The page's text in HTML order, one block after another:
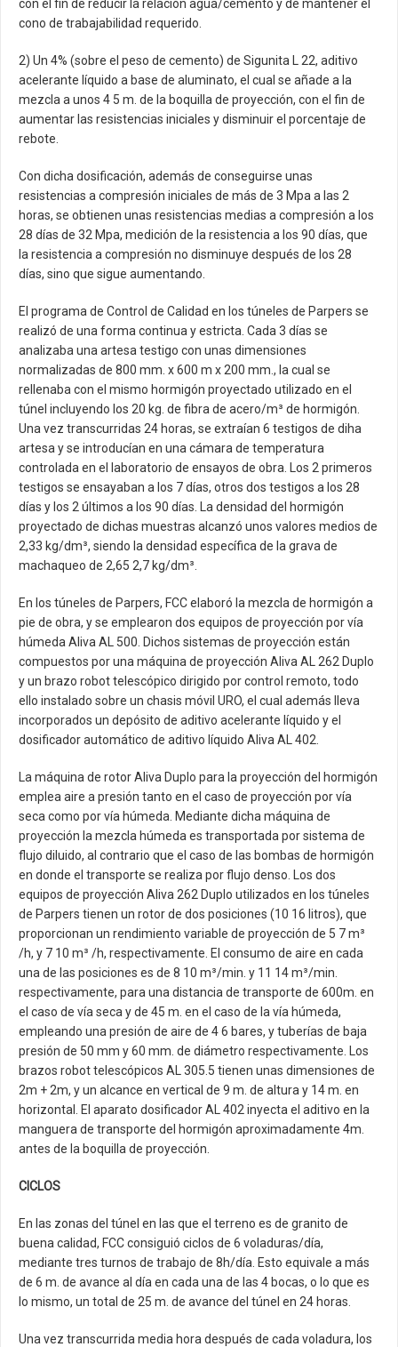
con el fin de reducir la relación agua/cemento y de mantener el
cono de trabajabilidad requerido.
2) Un 4% (sobre el peso de cemento) de Sigunita L 22, aditivo
acelerante líquido a base de aluminato, el cual se añade a la
mezcla a unos 4 5 m. de la boquilla de proyección, con el fin de
aumentar las resistencias iniciales y disminuir el porcentaje de
rebote.
Con dicha dosificación, además de conseguirse unas
resistencias a compresión iniciales de más de 3 Mpa a las 2
horas, se obtienen unas resistencias medias a compresión a los
28 días de 32 Mpa, medición de la resistencia a los 90 días, que
la resistencia a compresión no disminuye después de los 28
días, sino que sigue aumentando.
El programa de Control de Calidad en los túneles de Parpers se
realizó de una forma continua y estricta. Cada 3 días se
analizaba una artesa testigo con unas dimensiones
normalizadas de 800 mm. x 600 m x 200 mm., la cual se
rellenaba con el mismo hormigón proyectado utilizado en el
túnel incluyendo los 20 kg. de fibra de acero/m³ de hormigón.
Una vez transcurridas 24 horas, se extraían 6 testigos de diha
artesa y se introducían en una cámara de temperatura
controlada en el laboratorio de ensayos de obra. Los 2 primeros
testigos se ensayaban a los 7 días, otros dos testigos a los 28
días y los 2 últimos a los 90 días. La densidad del hormigón
proyectado de dichas muestras alcanzó unos valores medios de
2,33 kg/dm³, siendo la densidad específica de la grava de
machaqueo de 2,65 2,7 kg/dm³.
En los túneles de Parpers, FCC elaboró la mezcla de hormigón a
pie de obra, y se emplearon dos equipos de proyección por vía
húmeda Aliva AL 500. Dichos sistemas de proyección están
compuestos por una máquina de proyección Aliva AL 262 Duplo
y un brazo robot telescópico dirigido por control remoto, todo
ello instalado sobre un chasis móvil URO, el cual además lleva
incorporados un depósito de aditivo acelerante líquido y el
dosificador automático de aditivo líquido Aliva AL 402.
La máquina de rotor Aliva Duplo para la proyección del hormigón
emplea aire a presión tanto en el caso de proyección por vía
seca como por vía húmeda. Mediante dicha máquina de
proyección la mezcla húmeda es transportada por sistema de
flujo diluido, al contrario que el caso de las bombas de hormigón
en donde el transporte se realiza por flujo denso. Los dos
equipos de proyección Aliva 262 Duplo utilizados en los túneles
de Parpers tienen un rotor de dos posiciones (10 16 litros), que
proporcionan un rendimiento variable de proyección de 5 7 m³
/h, y 7 10 m³ /h, respectivamente. El consumo de aire en cada
una de las posiciones es de 8 10 m³/min. y 11 14 m³/min.
respectivamente, para una distancia de transporte de 600m. en
el caso de vía seca y de 45 m. en el caso de la vía húmeda,
empleando una presión de aire de 4 6 bares, y tuberías de baja
presión de 50 mm y 60 mm. de diámetro respectivamente. Los
brazos robot telescópicos AL 305.5 tienen unas dimensiones de
2m + 2m, y un alcance en vertical de 9 m. de altura y 14 m. en
horizontal. El aparato dosificador AL 402 inyecta el aditivo en la
manguera de transporte del hormigón aproximadamente 4m.
antes de la boquilla de proyección.
CICLOS
En las zonas del túnel en las que el terreno es de granito de
buena calidad, FCC consiguió ciclos de 6 voladuras/día,
mediante tres turnos de trabajo de 8h/día. Esto equivale a más
de 6 m. de avance al día en cada una de las 4 bocas, o lo que es
lo mismo, un total de 25 m. de avance del túnel en 24 horas.
Una vez transcurrida media hora después de cada voladura, los